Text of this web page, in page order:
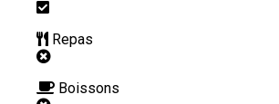
Repas
Boissons